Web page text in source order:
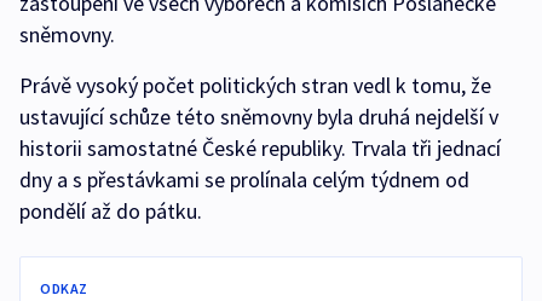
sněmovny.
Právě vysoký počet politických stran vedl k tomu, že
ustavující schůze této sněmovny byla druhá nejdelší v
historii samostatné České republiky. Trvala tři jednací
dny a s přestávkami se prolínala celým týdnem od
pondělí až do pátku.
ODKAZ